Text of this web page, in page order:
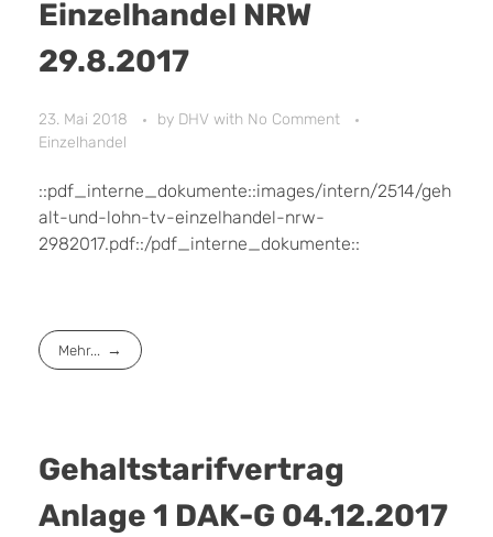
Einzelhandel NRW
29.8.2017
23. Mai 2018 by DHV with No Comment
Einzelhandel
::pdf_interne_dokumente::images/intern/2514/geh
alt-und-lohn-tv-einzelhandel-nrw-
2982017.pdf::/pdf_interne_dokumente::
Mehr...
Gehaltstarifvertrag
Anlage 1 DAK-G 04.12.2017